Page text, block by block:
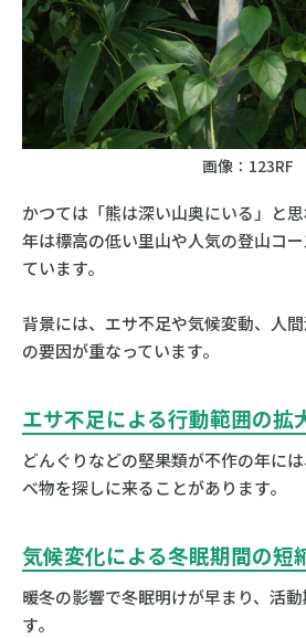
画像：123RF
かつては「熊は深い山奥にいる」と
年は標高の低い里山や人気の登山コ
ています。
背景には、エサ不足や気候変動、人
の要因が重なっています。
エサ不足による行動範囲の拡
どんぐりなどの堅果類が不作の年に
べ物を探しに来ることがあります。
気候変化による冬眠期間の短
暖冬の影響で冬眠明けが早まり、活
す。